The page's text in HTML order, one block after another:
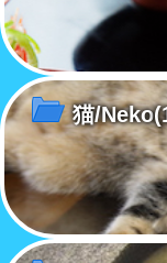
猫/Neko